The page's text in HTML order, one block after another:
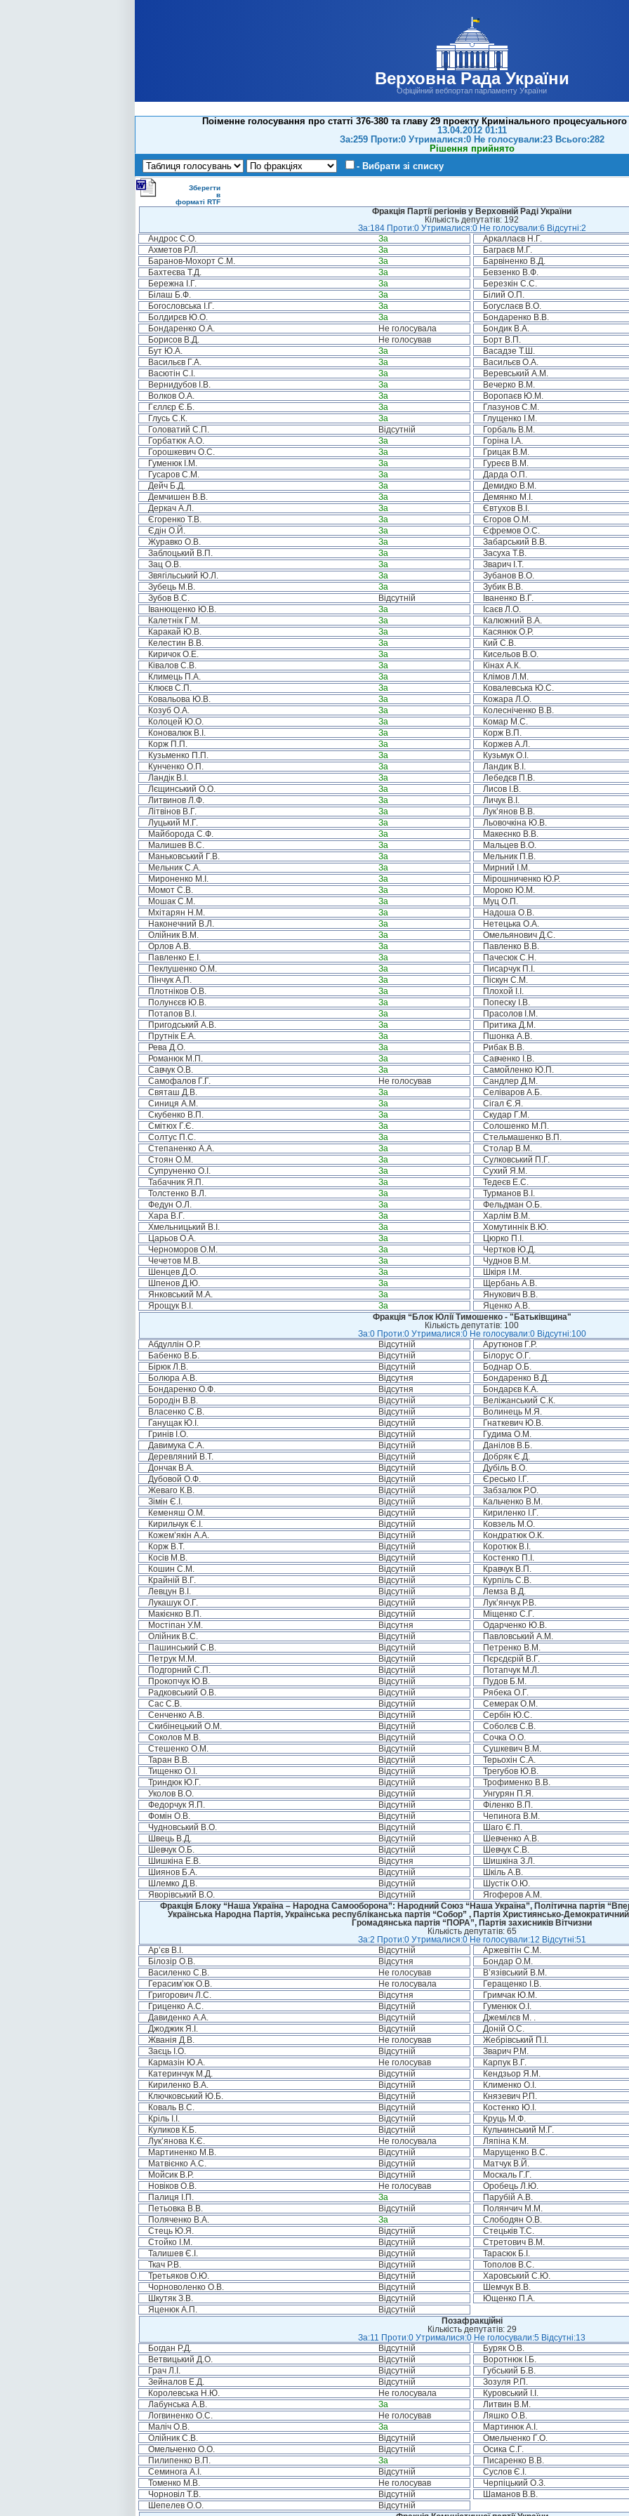
Верховна Рада України
Офіційний вебпортал парламенту України
Поіменне голосування про статті 376-380 та главу 29 проекту Кримінального
13.04.2012 01:11
За:259 Проти:0 Утрималися:0 Не голосували:23 Всього:282
Рішення прийнято
- Вибрати зі списку
Зберегти
в
форматі RTF
Фракція Партії регіонів у Верховній Раді України
Кількість депутатів: 192
За:184 Проти:0 Утрималися:0 Не голосували:6 Відсутні:2
Андрос С.О.
За Аркаллаєв Н.Г.
Ахметов Р.Л.
За Баграєв М.Г.
Баранов-Мохорт С.М.
За Барвіненко В.Д.
Бахтеєва Т.Д.
За Бевзенко В.Ф.
Бережна І.Г.
За Березкін С.С.
Білаш Б.Ф.
За Білий О.П.
Богословська І.Г.
За Богуслаєв В.О.
Болдирєв Ю.О.
За Бондаренко В.В.
Бондаренко О.А.
Не голосувала Бондик В.А.
Борисов В.Д.
Не голосував Борт В.П.
Бут Ю.А.
За Васадзе Т.Ш.
Васильєв Г.А.
За Васильєв О.А.
Васютін С.І.
За Веревський А.М.
Вернидубов І.В.
За Вечерко В.М.
Волков О.А.
За Воропаєв Ю.М.
Гєллєр Є.Б.
За Глазунов С.М.
Глусь С.К.
За Глущенко І.М.
Головатий С.П.
Відсутній Горбаль В.М.
Горбатюк А.О.
За Горіна І.А.
Горошкевич О.С.
За Грицак В.М.
Гуменюк І.М.
За Гуреєв В.М.
Гусаров С.М.
За Дарда О.П.
Дейч Б.Д.
За Демидко В.М.
Демчишен В.В.
За Демянко М.І.
Деркач А.Л.
За Євтухов В.І.
Єгоренко Т.В.
За Єгоров О.М.
Єдін О.Й.
За Єфремов О.С.
Журавко О.В.
За Забарський В.В.
Заблоцький В.П.
За Засуха Т.В.
Зац О.В.
За Зварич І.Т.
Звягільський Ю.Л.
За Зубанов В.О.
Зубець М.В.
За Зубик В.В.
Зубов В.С.
Відсутній Іваненко В.Г.
Іванющенко Ю.В.
За Ісаєв Л.О.
Калетнік Г.М.
За Калюжний В.А.
Каракай Ю.В.
За Касянюк О.Р.
Келестин В.В.
За Кий С.В.
Киричок О.Е.
За Кисельов В.О.
Ківалов С.В.
За Кінах А.К.
Климець П.А.
За Клімов Л.М.
Клюєв С.П.
За Ковалевська Ю.С.
Ковальова Ю.В.
За Кожара Л.О.
Козуб О.А.
За Колесніченко В.В.
Колоцей Ю.О.
За Комар М.С.
Коновалюк В.І.
За Корж В.П.
Корж П.П.
За Коржев А.Л.
Кузьменко П.П.
За Кузьмук О.І.
Кунченко О.П.
За Ландик В.І.
Ландік В.І.
За Лебедєв П.В.
Лєщинський О.О.
За Лисов І.В.
Литвинов Л.Ф.
За Личук В.І.
Літвінов В.Г.
За Лук’янов В.В.
Луцький М.Г.
За Льовочкіна Ю.В.
Майборода С.Ф.
За Макеєнко В.В.
Малишев В.С.
За Мальцев В.О.
Маньковський Г.В.
За Мельник П.В.
Мельник С.А.
За Мирний І.М.
Мироненко М.І.
За Мірошниченко Ю.Р.
Момот С.В.
За Мороко Ю.М.
Мошак С.М.
За Муц О.П.
Мхітарян Н.М.
За Надоша О.В.
Наконечний В.Л.
За Нетецька О.А.
Олійник В.М.
За Омельянович Д.С.
Орлов А.В.
За Павленко В.В.
Павленко Е.І.
За Пачесюк С.Н.
Пеклушенко О.М.
За Писарчук П.І.
Пінчук А.П.
За Піскун С.М.
Плотніков О.В.
За Плохой І.І.
Полунєєв Ю.В.
За Попеску І.В.
Потапов В.І.
За Прасолов І.М.
Пригодський А.В.
За Притика Д.М.
Прутнік Е.А.
За Пшонка А.В.
Рева Д.О.
За Рибак В.В.
Романюк М.П.
За Савченко І.В.
Савчук О.В.
За Самойленко Ю.П.
Самофалов Г.Г.
Не голосував Сандлер Д.М.
Святаш Д.В.
За Селіваров А.Б.
Синиця А.М.
За Сігал Є.Я.
Скубенко В.П.
За Скудар Г.М.
Смітюх Г.Є.
За Солошенко М.П.
Солтус П.С.
За Стельмашенко В.П.
Степаненко А.А.
За Столар В.М.
Стоян О.М.
За Сулковський П.Г.
Супруненко О.І.
За Сухий Я.М.
Табачник Я.П.
За Тедеєв Е.С.
Толстенко В.Л.
За Турманов В.І.
Федун О.Л.
За Фельдман О.Б.
Хара В.Г.
За Харлім В.М.
Хмельницький В.І.
За Хомутиннік В.Ю.
Царьов О.А.
За Цюрко П.І.
Черноморов О.М.
За Чертков Ю.Д.
Чечетов М.В.
За Чуднов В.М.
Шенцев Д.О.
За Шкіря І.М.
Шпенов Д.Ю.
За Щербань А.В.
Янковський М.А.
За Янукович В.В.
Ярощук В.І.
За Яценко А.В.
Фракція “Блок Юлії Тимошенко - "Батьківщина"
Кількість депутатів: 100
За:0 Проти:0 Утрималися:0 Не голосували:0 Відсутні:100
Абдуллін О.Р.
Відсутній Арутюнов Г.Р.
Бабенко В.Б.
Відсутній Білорус О.Г.
Бірюк Л.В.
Відсутній Боднар О.Б.
Болюра А.В.
Відсутня Бондаренко В.Д.
Бондаренко О.Ф.
Відсутня Бондарєв К.А.
Бородін В.В.
Відсутній Веліжанський С.К.
Власенко С.В.
Відсутній Волинець М.Я.
Ганущак Ю.І.
Відсутній Гнаткевич Ю.В.
Гринів І.О.
Відсутній Гудима О.М.
Давимука С.А.
Відсутній Данілов В.Б.
Деревляний В.Т.
Відсутній Добряк Є.Д.
Дончак В.А.
Відсутній Дубіль В.О.
Дубовой О.Ф.
Відсутній Єресько І.Г.
Жеваго К.В.
Відсутній Забзалюк Р.О.
Зімін Є.І.
Відсутній Кальченко В.М.
Кеменяш О.М.
Відсутній Кириленко І.Г.
Кирильчук Є.І.
Відсутній Ковзель М.О.
Кожем’якін А.А.
Відсутній Кондратюк О.К.
Корж В.Т.
Відсутній Коротюк В.І.
Косів М.В.
Відсутній Костенко П.І.
Кошин С.М.
Відсутній Кравчук В.П.
Крайній В.Г.
Відсутній Курпіль С.В.
Левцун В.І.
Відсутній Лемза В.Д.
Лукашук О.Г.
Відсутній Лук’янчук Р.В.
Макієнко В.П.
Відсутній Міщенко С.Г.
Мостіпан У.М.
Відсутня Одарченко Ю.В.
Олійник В.С.
Відсутній Павловський А.М.
Пашинський С.В.
Відсутній Петренко В.М.
Петрук М.М.
Відсутній Пєрєдєрій В.Г.
Подгорний С.П.
Відсутній Потапчук М.Л.
Прокопчук Ю.В.
Відсутній Пудов Б.М.
Радковський О.В.
Відсутній Рябека О.Г.
Сас С.В.
Відсутній Семерак О.М.
Сенченко А.В.
Відсутній Сербін Ю.С.
Скибінецький О.М.
Відсутній Соболєв С.В.
Соколов М.В.
Відсутній Сочка О.О.
Стешенко О.М.
Відсутній Сушкевич В.М.
Таран В.В.
Відсутній Терьохін С.А.
Тищенко О.І.
Відсутній Трегубов Ю.В.
Триндюк Ю.Г.
Відсутній Трофименко В.В.
Уколов В.О.
Відсутній Унгурян П.Я.
Федорчук Я.П.
Відсутній Філенко В.П.
Фомін О.В.
Відсутній Чепинога В.М.
Чудновський В.О.
Відсутній Шаго Є.П.
Швець В.Д.
Відсутній Шевченко А.В.
Шевчук О.Б.
Відсутній Шевчук С.В.
Шишкіна Е.В.
Відсутня Шишкіна З.Л.
Шиянов Б.А.
Відсутній Шкіль А.В.
Шлемко Д.В.
Відсутній Шустік О.Ю.
Яворівський В.О.
Відсутній Ягоферов А.М.
Фракція Блоку “Наша Україна – Народна Самооборона”: Народний Союз “Наша Україна”, Політична партія
Українська Народна Партія, Українська республіканська партія “Собор” , Партія Християнсько-
Громадянська партія “ПОРА”, Партія захисників Вітчизни
Кількість депутатів: 65
За:2 Проти:0 Утрималися:0 Не голосували:12 Відсутні:51
Ар’єв В.І.
Відсутній Аржевітін С.М.
Білозір О.В.
Відсутня Бондар О.М.
Василенко С.В.
Не голосував В’язівський В.М.
Герасим’юк О.В.
Не голосувала Геращенко І.В.
Григорович Л.С.
Відсутня Гримчак Ю.М.
Гриценко А.С.
Відсутній Гуменюк О.І.
Давиденко А.А.
Відсутній Джемілєв М. .
Джоджик Я.І.
Відсутній Доній О.С.
Жванія Д.В.
Не голосував Жебрівський П.І.
Заєць І.О.
Відсутній Зварич Р.М.
Кармазін Ю.А.
Не голосував Карпук В.Г.
Катеринчук М.Д.
Відсутній Кендзьор Я.М.
Кириленко В.А.
Відсутній Клименко О.І.
Ключковський Ю.Б.
Відсутній Князевич Р.П.
Коваль В.С.
Відсутній Костенко Ю.І.
Кріль І.І.
Відсутній Круць М.Ф.
Куликов К.Б.
Відсутній Кульчинський М.Г.
Лук’янова К.Є.
Не голосувала Ляпіна К.М.
Мартиненко М.В.
Відсутній Марущенко В.С.
Матвієнко А.С.
Відсутній Матчук В.Й.
Мойсик В.Р.
Відсутній Москаль Г.Г.
Новіков О.В.
Не голосував Оробець Л.Ю.
Палиця І.П.
За Парубій А.В.
Петьовка В.В.
Відсутній Полянчич М.М.
Поляченко В.А.
За Слободян О.В.
Стець Ю.Я.
Відсутній Стецьків Т.С.
Стойко І.М.
Відсутній Стретович В.М.
Талишев Є.І.
Відсутній Тарасюк Б.І.
Ткач Р.В.
Відсутній Тополов В.С.
Третьяков О.Ю.
Відсутній Харовський С.Ю.
Чорноволенко О.В.
Відсутній Шемчук В.В.
Шкутяк З.В.
Відсутній Ющенко П.А.
Яценюк А.П.
Відсутній
Позафракційні
Кількість депутатів: 29
За:11 Проти:0 Утрималися:0 Не голосували:5 Відсутні:13
Богдан Р.Д.
Відсутній Буряк О.В.
Ветвицький Д.О.
Відсутній Воротнюк І.Б.
Грач Л.І.
Відсутній Губський Б.В.
Зейналов Е.Д.
Відсутній Зозуля Р.П.
Королевська Н.Ю.
Не голосувала Куровський І.І.
Лабунська А.В.
За Литвин В.М.
Логвиненко О.С.
Не голосував Ляшко О.В.
Маліч О.В.
За Мартинюк А.І.
Олійник С.В.
Відсутній Омельченко Г.О.
Омельченко О.О.
Відсутній Осика С.Г.
Пилипенко В.П.
За Писаренко В.В.
Семинога А.І.
Відсутній Суслов Є.І.
Томенко М.В.
Не голосував Черпіцький О.З.
Чорновіл Т.В.
Відсутній Шаманов В.В.
Шепелев О.О.
Відсутній